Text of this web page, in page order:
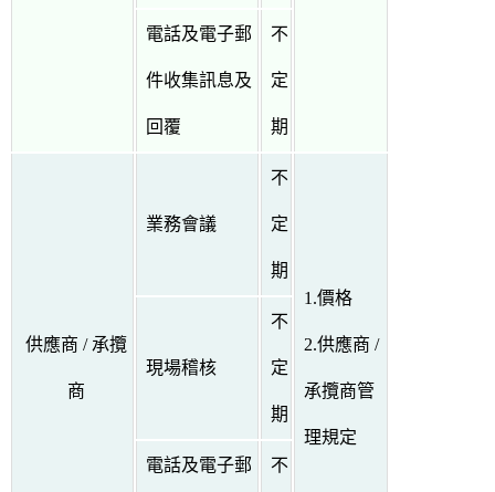
電話及電子郵
件收集訊息及
回覆
不
定
期
供應商 / 承攬
商
業務會議
不
定
期
1.價格
2.供應商 /
承攬商管
理規定
現場稽核
不
定
期
電話及電子郵 不